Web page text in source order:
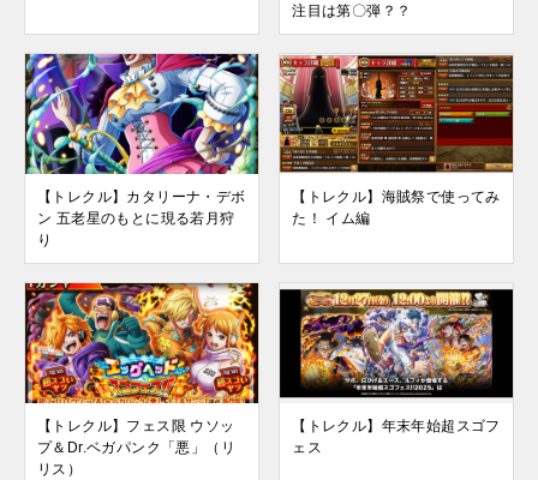
注目は第〇弾？？
【トレクル】カタリーナ・デボ
ン 五老星のもとに現る若月狩
り
【トレクル】海賊祭で使ってみ
た！ イム編
【トレクル】フェス限 ウソッ
プ＆Dr.ベガパンク「悪」（リ
リス）
【トレクル】年末年始超スゴフ
ェス